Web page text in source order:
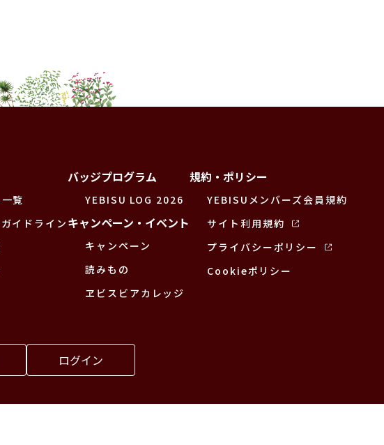
覧
イドライン
バッジプログラム
YEBISU LOG 2026
キャンペーン・イベント
キャンペーン
読みもの
ヱビスビアカレッジ
規約・ポリシー
YEBISUメンバーズ会員規約
サイト利用規約
プライバシーポリシー
Cookieポリシー
ログイン